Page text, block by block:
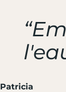
Patricia